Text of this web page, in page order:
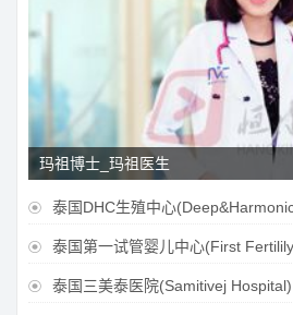
玛祖博士_玛祖医生
 泰国DHC生殖中心
 泰国第一试管婴儿中心(First
 泰国三美泰医院(Samitivej Hospital)